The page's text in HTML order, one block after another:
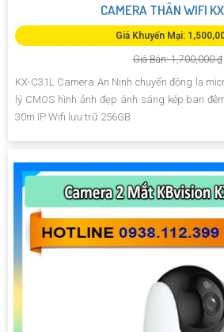
CAMERA THÂN WIFI
Giá Khuyến Mại:
Giá Bán: 1,700,000 ₫
KX-C31L Camera An Ninh chuyển động lạ
lý CMOS hình ảnh đẹp ánh sáng kép ban
30m IP Wifi lưu trữ 256GB